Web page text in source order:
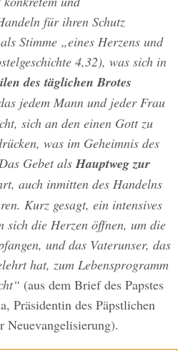
für ihren Schutz
Stimme „eines Herzens und
4,32), was sich in
des täglichen Brotes
jedem Mann und jeder Frau
sich an den einen Gott zu
was im Geheimnis des
Gebet alsHauptweg zur
auch inmitten des Handelns
Kurz gesagt, ein intensives
sich die Herzen öffnen, um die
und das Vaterunser, das
hat, zum Lebensprogramm
(aus dem Brief des Papstes
Präsidentin des Päpstlichen
Neuevangelisierung).